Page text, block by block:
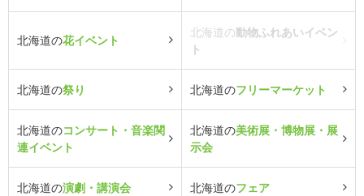
北海道の花イベント
北海道の動物ふれあいイベン
ト
北海道の祭り 北海道のフリーマーケット
北海道のコンサート・音楽関
連イベント
北海道の美術展・博物展・展
示会
北海道の演劇・講演会 北海道のフェア